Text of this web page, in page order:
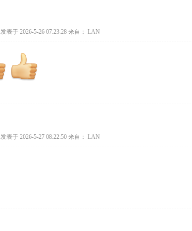
发表于 2026-5-26 07:23:28 来自： LAN
发表于 2026-5-27 08:22:50 来自： LAN